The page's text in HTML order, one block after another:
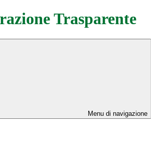
Trasparente
Menu di navigazione